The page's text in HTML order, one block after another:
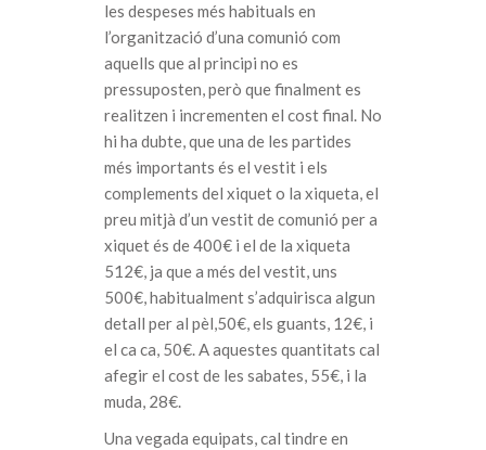
les despeses més habituals en
l’organització d’una comunió com
aquells que al principi no es
pressuposten, però que finalment es
realitzen i incrementen el cost final. No
hi ha dubte, que una de les partides
més importants és el vestit i els
complements del xiquet o la xiqueta, el
preu mitjà d’un vestit de comunió per a
xiquet és de 400€ i el de la xiqueta
512€, ja que a més del vestit, uns
500€, habitualment s’adquirisca algun
detall per al pèl,50€, els guants, 12€, i
el ca ca, 50€. A aquestes quantitats cal
afegir el cost de les sabates, 55€, i la
muda, 28€.
Una vegada equipats, cal tindre en